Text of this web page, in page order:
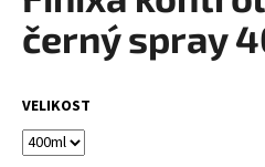
0,0
zčerný spray
VELIKOST
a
j
t
?